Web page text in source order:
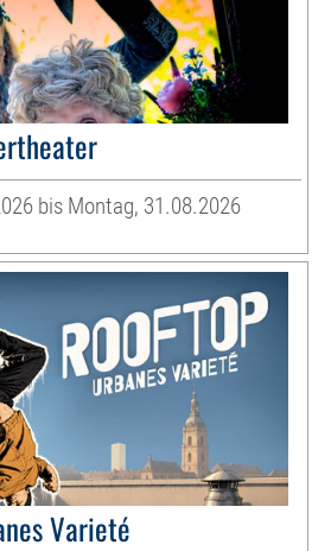
bis Montag, 31.08.2026
Varieté